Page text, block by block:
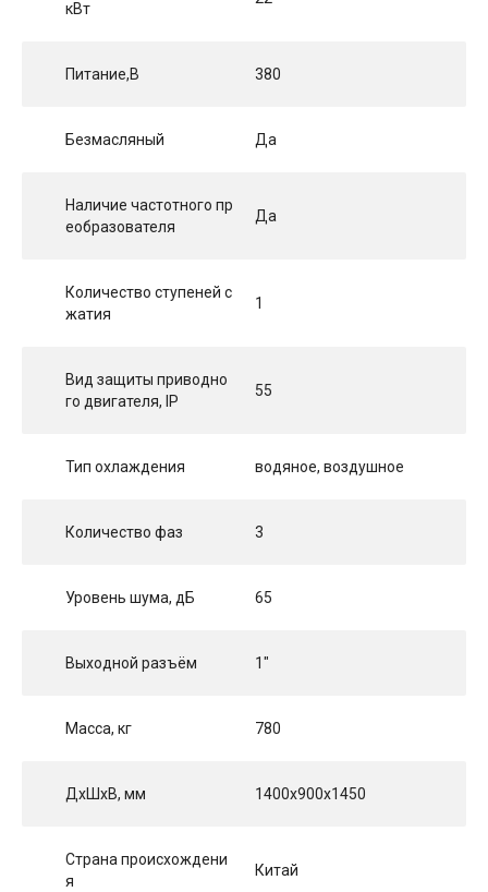
кВт
Питание,В 380
Безмасляный Да
Наличие частотного пр
еобразователя
Да
Количество ступеней с
жатия
1
Вид защиты приводно
го двигателя, IP
55
Тип охлаждения водяное, воздушное
Количество фаз 3
Уровень шума, дБ 65
Выходной разъём 1"
Масса, кг 780
ДхШхВ, мм 1400x900x1450
Страна происхождени
я
Китай